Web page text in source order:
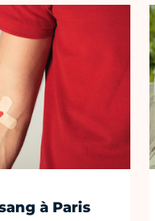
à Paris